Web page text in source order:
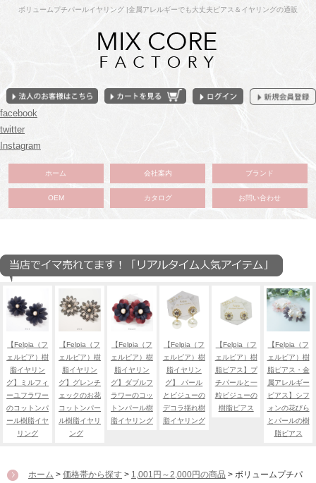
ボリュームプチパールイヤリング |金属アレルギーでも大丈夫ピアス＆イヤリングの通販
facebook
twitter
Instagram
ホーム 会社案内 ブランド
OEM カタログ お問い合わせ
【Felpia（フ
ェルピア）樹
脂イヤリン
グ】ミルフィ
ーユフラワー
のコットンパ
ール樹脂イヤ
リング
【Felpia（フ
ェルピア）樹
脂イヤリン
グ】グレンチ
ェックのお花
コットンパー
ル樹脂イヤリ
ング
【Felpia（フ
ェルピア）樹
脂イヤリン
グ】ダブルフ
ラワーのコッ
トンパール樹
脂イヤリング
【Felpia（フ
ェルピア）樹
脂イヤリン
グ】 パール
とビジューの
デコラ揺れ樹
脂イヤリング
【Felpia（フ
ェルピア）樹
脂ピアス】プ
チパールと一
粒ビジューの
樹脂ピアス
【Felpia（フ
ェルピア）樹
脂ピアス・金
属アレルギー
ピアス】シフ
ォンの花びら
とパールの樹
脂ピアス
ホーム > 価格帯から探す > 1,001円～2,000円の商品 > ボリュームプチパ